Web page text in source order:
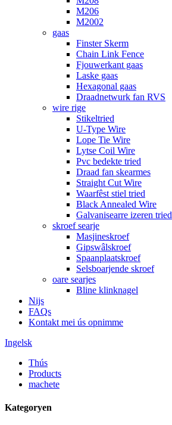
M206
M2002
gaas
Finster Skerm
Chain Link Fence
Fjouwerkant gaas
Laske gaas
Hexagonal gaas
Draadnetwurk fan RVS
wire rige
Stikeltried
U-Type Wire
Lope Tie Wire
Lytse Coil Wire
Pvc bedekte tried
Draad fan skearmes
Straight Cut Wire
Waarfêst stiel tried
Black Annealed Wire
Galvanisearre izeren tried
skroef searje
Masjineskroef
Gipswâlskroef
Spaanplaatskroef
Selsboarjende skroef
oare searjes
Bline klinknagel
Nijs
FAQs
Kontakt mei ús opnimme
Ingelsk
Thús
Products
machete
Kategoryen